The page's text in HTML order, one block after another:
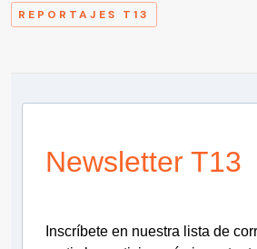
REPORTAJES T13
Newsletter T13
Inscríbete en nuestra lista de